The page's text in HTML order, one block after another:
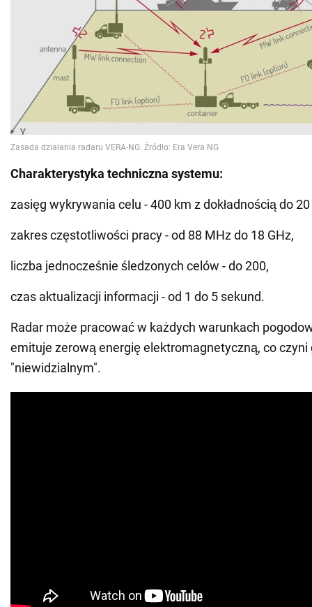
Charakterystyka techniczna systemu:
zasięg wykrywania celu - 400 km z dokładnością do
zakres częstotliwości pracy - od 88 MHz do 18 GHz,
liczba jednocześnie śledzonych celów - do 200,
czas aktualizacji informacji - od 1 do 5 sekund.
Radar może pracować w każdych warunkach
emituje zerową energię elektromagnetyczną, co czyni
"niewidzialnym".